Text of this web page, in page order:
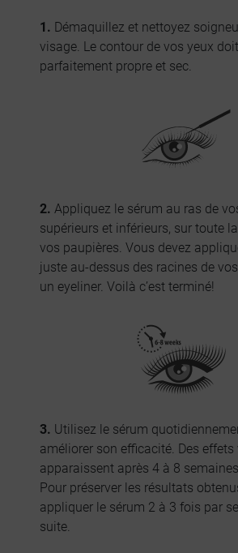
1. Démaquillez et nettoyez
visage. Le contour de vos yeux
parfaitement propre et sec.
2. Appliquez le sérum au ras de
supérieurs et inférieurs, sur toute
vos paupières. Vous devez
juste au-dessus des racines de
un eyeliner. Voilà c’est terminé!
3. Utilisez le sérum
améliorer son efficacité. Des effets
apparaissent après 4 à 8
Pour préserver les résultats
appliquer le sérum 2 à 3 fois par
suite.